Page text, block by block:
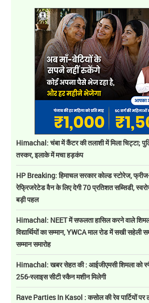
Himachal: चंबा में कैंटर की तलाशी में मिला चिट्टा;
तस्कर, इलाके में मचा हड़कंप
HP Breaking: हिमाचल सरकार कोल्ड स्टोरेज,
रेफ्रिजरेटेड वैन के लिए देगी 70 प्रतिशत सब्सिडी,
बड़ी पहल
Himachal: NEET में सफलता हासिल करने वाले
विद्यार्थियों का सम्मान, YWCA माल रोड में सखी सहेली
सम्मान समारोह
Himachal: खबर सेहत की : आईजीएमसी शिमला को
256-स्लाइस सीटी स्कैन मशीन मिलेगी
Rave Parties In Kasol : कसोल की रेव पार्टियों पर